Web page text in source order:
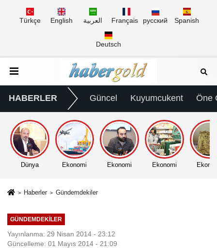
Türkçe English العربية Français русский Spanish
Deutsch
HABERLER Güncel Kuyumcukent Öne
Dünya Ekonomi Ekonomi Ekonomi
Haberler Gündemdekiler
GÜNDEMDEKILER
Yayınlanma: 29 Nisan 2014 - 23:12
Güncelleme: 01 Mayıs 2014 - 21:09